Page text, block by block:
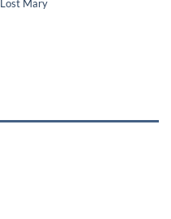
Lost Mary